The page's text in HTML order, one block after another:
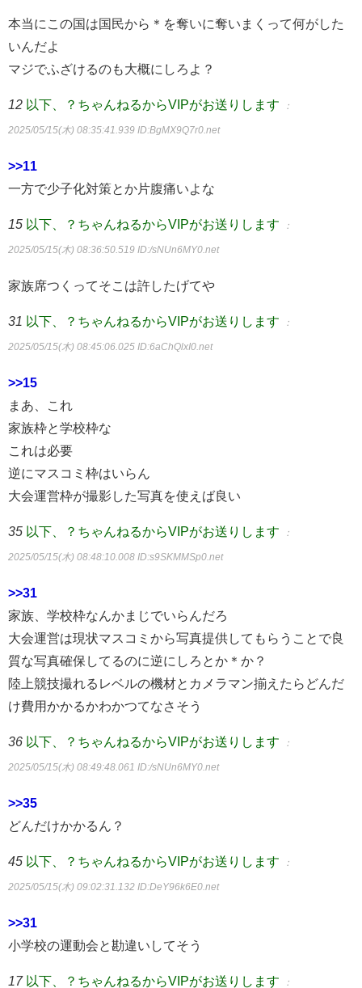
本当にこの国は国民から＊を奪いに奪いまくって何がした
いんだよ
マジでふざけるのも大概にしろよ？
12 以下、？ちゃんねるからVIPがお送りします ：
2025/05/15(木) 08:35:41.939 ID:BgMX9Q7r0.net
>>11
一方で少子化対策とか片腹痛いよな
15 以下、？ちゃんねるからVIPがお送りします ：
2025/05/15(木) 08:36:50.519 ID:/sNUn6MY0.net
家族席つくってそこは許したげてや
31 以下、？ちゃんねるからVIPがお送りします ：
2025/05/15(木) 08:45:06.025 ID:6aChQlxI0.net
>>15
まあ、これ
家族枠と学校枠な
これは必要
逆にマスコミ枠はいらん
大会運営枠が撮影した写真を使えば良い
35 以下、？ちゃんねるからVIPがお送りします ：
2025/05/15(木) 08:48:10.008 ID:s9SKMMSp0.net
>>31
家族、学校枠なんかまじでいらんだろ
大会運営は現状マスコミから写真提供してもらうことで良
質な写真確保してるのに逆にしろとか＊か？
陸上競技撮れるレベルの機材とカメラマン揃えたらどんだ
け費用かかるかわかつてなさそう
36 以下、？ちゃんねるからVIPがお送りします ：
2025/05/15(木) 08:49:48.061 ID:/sNUn6MY0.net
>>35
どんだけかかるん？
45 以下、？ちゃんねるからVIPがお送りします ：
2025/05/15(木) 09:02:31.132 ID:DeY96k6E0.net
>>31
小学校の運動会と勘違いしてそう
17 以下、？ちゃんねるからVIPがお送りします ：